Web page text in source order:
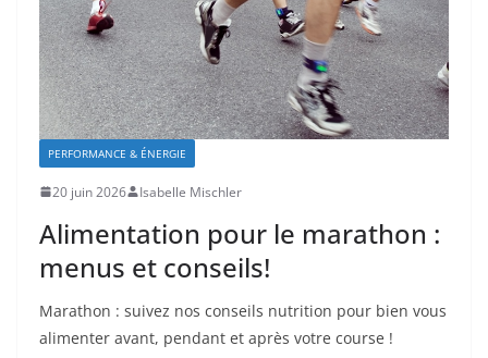
PERFORMANCE & ÉNERGIE
20 juin 2026 Isabelle Mischler
Alimentation pour le marathon :
menus et conseils!
Marathon : suivez nos conseils nutrition pour bien vous
alimenter avant, pendant et après votre course !